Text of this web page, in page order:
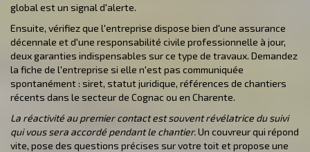
global est un signal d'alerte.
Ensuite, vérifiez que l'entreprise dispose bien d'une assurance
décennale et d'une responsabilité civile professionnelle à jour,
deux garanties indispensables sur ce type de travaux. Demandez
la fiche de l'entreprise si elle n'est pas communiquée
spontanément : siret, statut juridique, références de chantiers
récents dans le secteur de Cognac ou en Charente.
La réactivité au premier contact est souvent révélatrice du suivi
qui vous sera accordé pendant le chantier.Un couvreur qui répond
vite, pose des questions précises sur votre toit et propose une